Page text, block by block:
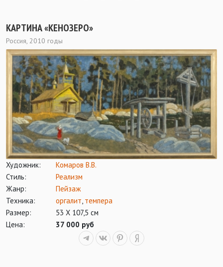
КАРТИНА «КЕНОЗЕРО»
Россия, 2010 годы
Художник:
Комаров В.В.
Стиль:
Реализм
Жанр:
Пейзаж
Техника:
оргалит, темпера
Размер:
53 Х 107,5 см
Цена:
37 000 руб